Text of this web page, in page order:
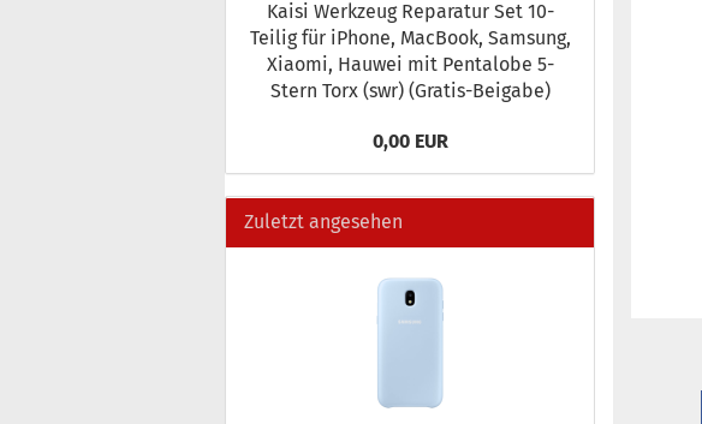
Kaisi Werk­zeug Re­pa­ra­tur Set 10-​
Teilig für iPho­ne, MacBook, Sam­sung,
Xiao­mi, Hau­wei mit Pen­talo­be 5-​
Stern Torx (swr) (Gratis-​Beigabe)
0,00 EUR
Zuletzt angesehen